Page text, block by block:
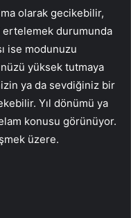
olarak gecikebilir,
ertelemek durumunda
ise modunuzu
yüksek tutmaya
ya da sevdiğiniz bir
Yıl dönümü ya
konusu görünüyor.
üzere.